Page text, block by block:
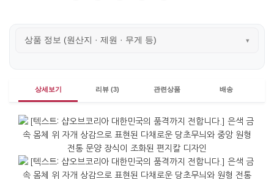
상품 정보 (원산지 · 제원 · 무게 등) ▾
상세보기 리뷰 (3) 관련상품 배송